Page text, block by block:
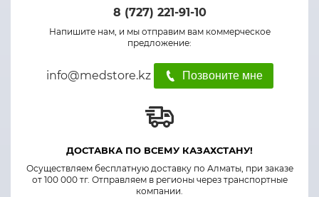
8 (727) 221-91-10
Напишите нам, и мы отправим вам коммерческое
предложение:
info@medstore.kz Позвоните мне
ДОСТАВКА ПО ВСЕМУ КАЗАХСТАНУ!
Осуществляем бесплатную доставку по Алматы, при заказе
от 100 000 тг. Отправляем в регионы через транспортные
компании.